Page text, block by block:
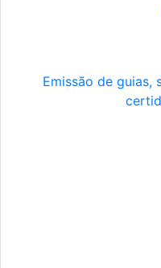
Emissão de guias,